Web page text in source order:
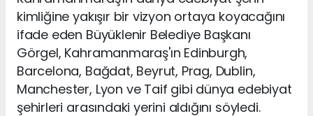
kimliğine yakışır bir vizyon ortaya koyacağını
ifade eden Büyüklenir Belediye Başkanı
Görgel, Kahramanmaraş'ın Edinburgh,
Barcelona, Bağdat, Beyrut, Prag, Dublin,
Manchester, Lyon ve Taif gibi dünya edebiyat
şehirleri arasındaki yerini aldığını söyledi.